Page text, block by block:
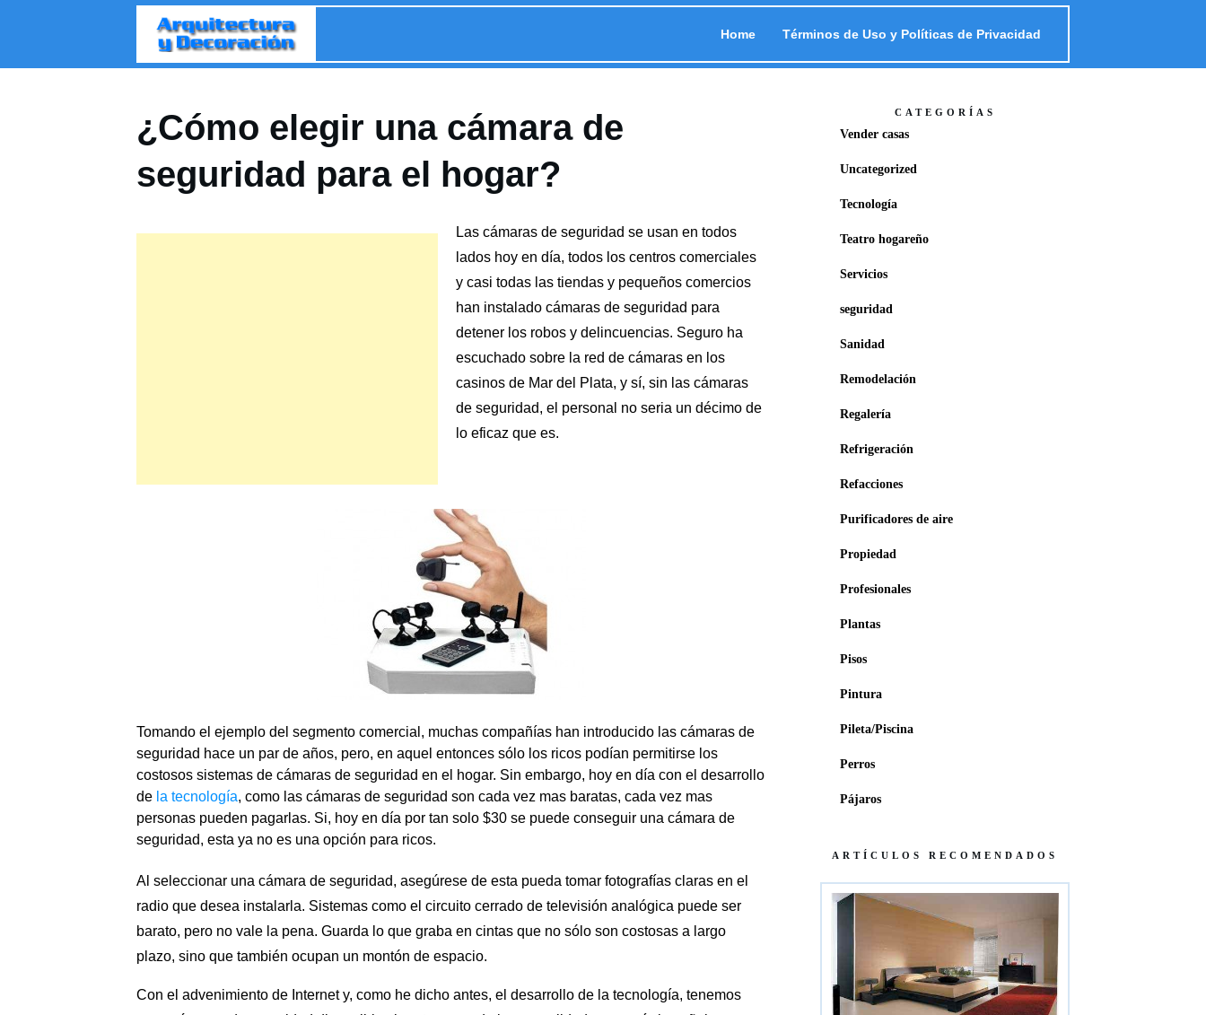
Home Términos de Uso y Políticas de Privacidad
¿Cómo elegir una cámara de
seguridad para el hogar?
Las cámaras de seguridad se usan en todos
lados hoy en día, todos los centros comerciales
y casi todas las tiendas y pequeños comercios
han instalado cámaras de seguridad para
detener los robos y delincuencias. Seguro ha
escuchado sobre la red de cámaras en los
casinos de Mar del Plata, y sí, sin las cámaras
de seguridad, el personal no seria un décimo de
lo eficaz que es.
Tomando el ejemplo del segmento comercial, muchas compañías han introducido las cámaras de
seguridad hace un par de años, pero, en aquel entonces sólo los ricos podían permitirse los
costosos sistemas de cámaras de seguridad en el hogar. Sin embargo, hoy en día con el desarrollo
de la tecnología, como las cámaras de seguridad son cada vez mas baratas, cada vez mas
personas pueden pagarlas. Si, hoy en día por tan solo $30 se puede conseguir una cámara de
seguridad, esta ya no es una opción para ricos.
Al seleccionar una cámara de seguridad, asegúrese de esta pueda tomar fotografías claras en el
radio que desea instalarla. Sistemas como el circuito cerrado de televisión analógica puede ser
barato, pero no vale la pena. Guarda lo que graba en cintas que no sólo son costosas a largo
plazo, sino que también ocupan un montón de espacio.
Con el advenimiento de Internet y, como he dicho antes, el desarrollo de la tecnología, tenemos
CATEGORÍAS
Vender casas
Uncategorized
Tecnología
Teatro hogareño
Servicios
seguridad
Sanidad
Remodelación
Regalería
Refrigeración
Refacciones
Purificadores de aire
Propiedad
Profesionales
Plantas
Pisos
Pintura
Pileta/Piscina
Perros
Pájaros
ARTÍCULOS RECOMENDADOS